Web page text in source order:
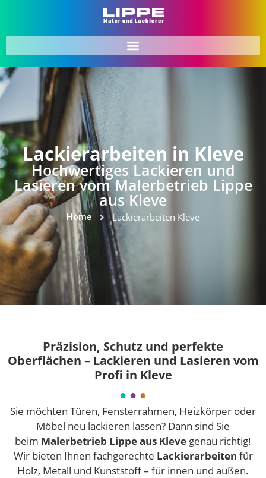
Lackierarbeiten in Kleve
Hochwertiges Lackieren und
Lasieren vom Malerbetrieb Lippe
aus Kleve
Home Lackierarbeiten Kleve
Präzision, Schutz und perfekte
Oberflächen – Lackieren und Lasieren vom
Profi in Kleve
Sie möchten Türen, Fensterrahmen, Heizkörper oder
Möbel neu lackieren lassen? Dann sind Sie
beim Malerbetrieb Lippe aus Kleve genau richtig!
Wir bieten Ihnen fachgerechte Lackierarbeiten für
Holz, Metall und Kunststoff – für innen und außen.